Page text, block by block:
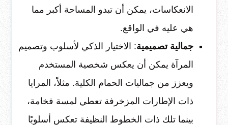
الانعكاسات، يمكن أن تبدو المساحة أكبر مما
هي عليه في الواقع.
جمالية تصميمية: الاختيار الذكي لأسلوب وتصميم
المرآة يمكن أن يعكس شخصية المستخدم
ويعزز من جماليات الحمام الكلية. مثلاً، المرايا
ذات الإطارات المزخرفة تعطي لمسة فخامة،
بينما تلك ذات الخطوط النظيفة تعكس أسلوبًا